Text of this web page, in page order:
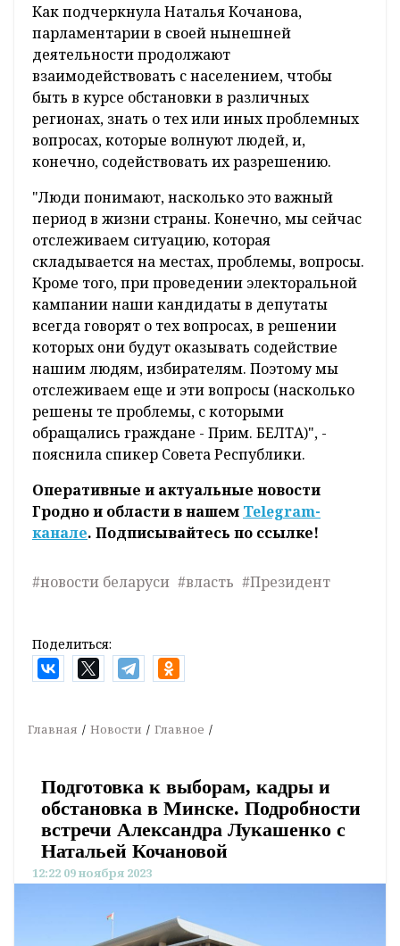
Как подчеркнула Наталья Кочанова,
парламентарии в своей нынешней
деятельности продолжают
взаимодействовать с населением, чтобы
быть в курсе обстановки в различных
регионах, знать о тех или иных проблемных
вопросах, которые волнуют людей, и,
конечно, содействовать их разрешению.
"Люди понимают, насколько это важный
период в жизни страны. Конечно, мы сейчас
отслеживаем ситуацию, которая
складывается на местах, проблемы, вопросы.
Кроме того, при проведении электоральной
кампании наши кандидаты в депутаты
всегда говорят о тех вопросах, в решении
которых они будут оказывать содействие
нашим людям, избирателям. Поэтому мы
отслеживаем еще и эти вопросы (насколько
решены те проблемы, с которыми
обращались граждане - Прим. БЕЛТА)", -
пояснила спикер Совета Республики.
Оперативные и актуальные новости
Гродно и области в нашем Telegram-
канале. Подписывайтесь по ссылке!
#новости беларуси #власть #Президент
Поделиться:
Главная Новости Главное
Подготовка к выборам, кадры и
обстановка в Минске. Подробности
встречи Александра Лукашенко с
Натальей Кочановой
12:22 09 ноября 2023